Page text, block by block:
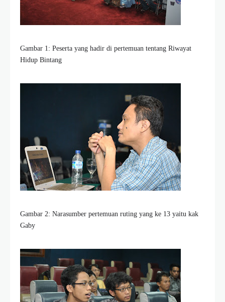
Gambar 1: Peserta yang hadir di pertemuan tentang Riwayat
Hidup Bintang
Gambar 2: Narasumber pertemuan ruting yang ke 13 yaitu kak
Gaby